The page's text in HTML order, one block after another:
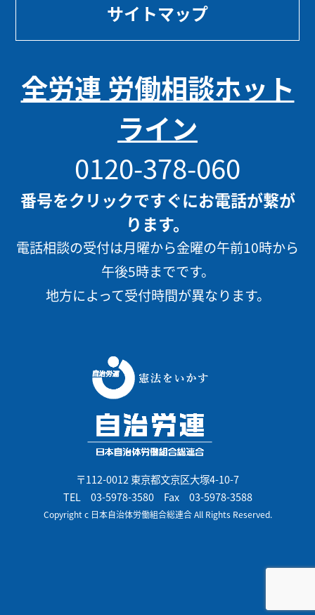
サイトマップ
全労連 労働相談ホット
ライン
0120-378-060
番号をクリックですぐにお電話が繋が
ります。
電話相談の受付は月曜から金曜の午前10時から
午後5時までです。
地方によって受付時間が異なります。
〒112-0012 東京都文京区大塚4-10-7
TEL 03-5978-3580Fax 03-5978-3588
Copyright c 日本自治体労働組合総連合 All Rights Reserved.